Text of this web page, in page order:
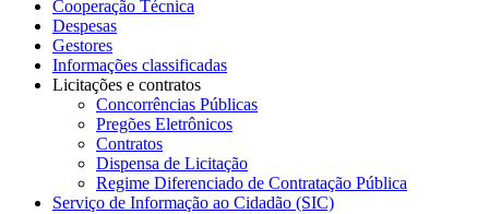
Cooperação Técnica
Despesas
Gestores
Informações classificadas
Licitações e contratos
Concorrências Públicas
Pregões Eletrônicos
Contratos
Dispensa de Licitação
Regime Diferenciado de Contratação Pública
Serviço de Informação ao Cidadão (SIC)